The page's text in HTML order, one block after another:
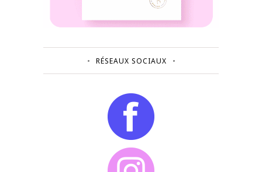
RÉSEAUX SOCIAUX